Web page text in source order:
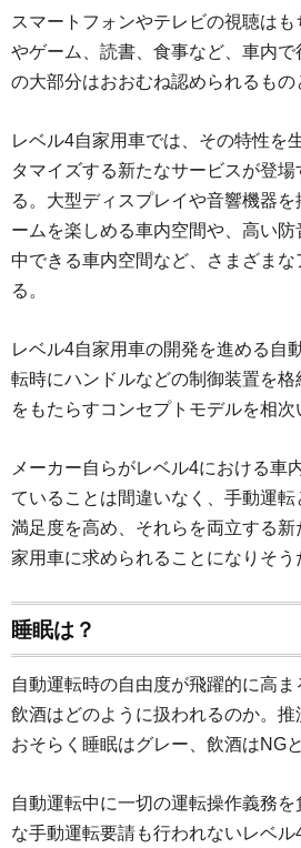
スマートフォンやテレビの視聴は
やゲーム、読書、食事など、車内
の大部分はおおむね認められるもの
レベル4自家用車では、その特性を
タマイズする新たなサービスが登
る。大型ディスプレイや音響機器
ームを楽しめる車内空間や、高い
中できる車内空間など、さまざま
る。
レベル4自家用車の開発を進める自
転時にハンドルなどの制御装置を格
をもたらすコンセプトモデルを相次
メーカー自らがレベル4における車
ていることは間違いなく、手動運
満足度を高め、それらを両立する
家用車に求められることになりそう
睡眠は？
自動運転時の自由度が飛躍的に高
飲酒はどのように扱われるのか。推
おそらく睡眠はグレー、飲酒はNG
自動運転中に一切の運転操作義務
な手動運転要請も行われないレベ